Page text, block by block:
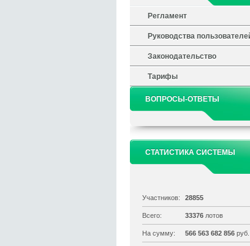
Регламент
Руководства
Законодательство
Тарифы
ВОПРОСЫ-ОТВЕТЫ
СТАТИСТИКА СИСТЕМЫ
Участников: 28855
Всего: 33376 лотов
На сумму: 566 563 682 856 руб.